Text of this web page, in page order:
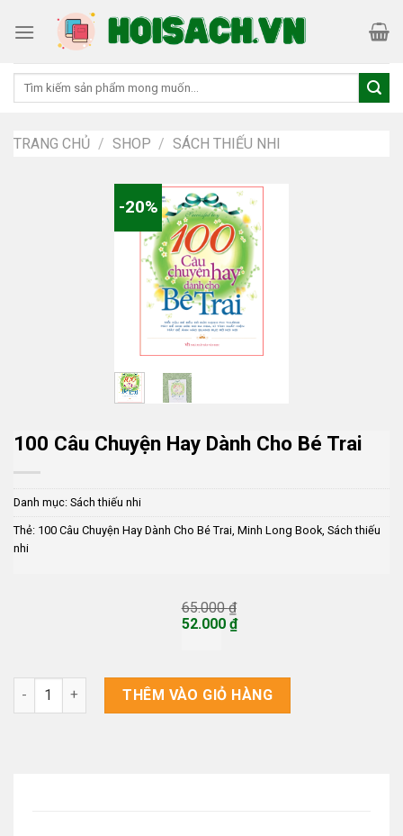
Tìm
TRANG CHỦ / SHOP / SÁCH THIẾU NHI
-20%
100 Câu Chuyện Hay Dành Cho Bé Trai
Danh mục: Sách thiếu nhi
Thẻ: 100 Câu Chuyện Hay Dành Cho Bé Trai, Minh Long Book, Sách thiếu
nhi
65.000₫
Giá
52.000 ₫
là:
52.000 ₫.
100 Câu Chuyện Hay Dành Cho Bé Trai số lượng
THÊM VÀO GIỎ HÀNG